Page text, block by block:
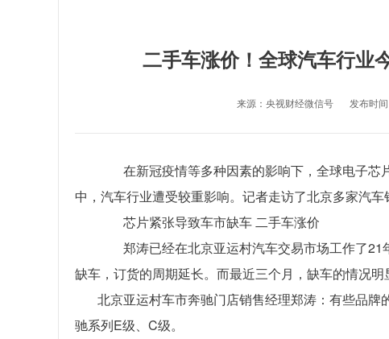
二手车涨价！全球汽车行业
来源：央视财经微信号 发布时
在新冠疫情等多种因素的影响下，全球电子芯
中，汽车行业遭受较重影响。记者走访了北京多家汽车
芯片紧张导致车市缺车 二手车涨价
郑涛已经在北京亚运村汽车交易市场工作了21
缺车，订货的周期延长。而最近三个月，缺车的情况明
北京亚运村车市奔驰门店销售经理郑涛：有些品
驰系列E级、C级。